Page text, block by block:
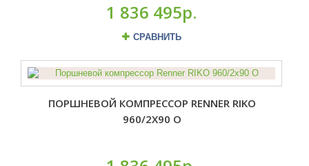
1 836 495р.
СРАВНИТЬ
ПОРШНЕВОЙ КОМПРЕССОР RENNER RIKO
960/2X90 O